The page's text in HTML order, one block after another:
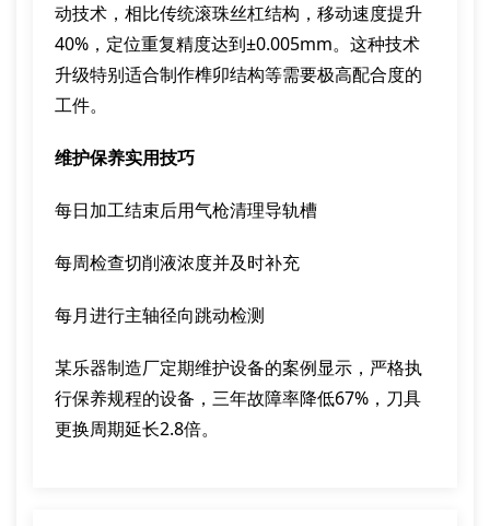
动技术，相比传统滚珠丝杠结构，移动速度提升
40%，定位重复精度达到±0.005mm。这种技术
升级特别适合制作榫卯结构等需要极高配合度的
工件。
维护保养实用技巧
每日加工结束后用气枪清理导轨槽
每周检查切削液浓度并及时补充
每月进行主轴径向跳动检测
某乐器制造厂定期维护设备的案例显示，严格执
行保养规程的设备，三年故障率降低67%，刀具
更换周期延长2.8倍。